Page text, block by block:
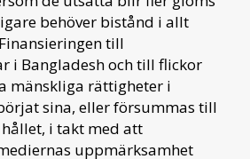
behöver bistånd i allt
till
i Bangladesh och till flickor
mänskliga rättigheter i
sina, eller försummas till
i takt med att
uppmärksamhet